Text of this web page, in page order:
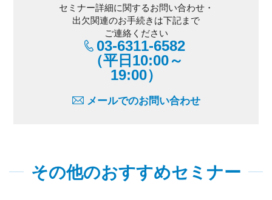
セミナー詳細に関するお問い合わせ・
出欠関連のお手続きは下記まで
ご連絡ください
03-6311-6582
（平日10:00～
19:00）
メールでのお問い合わせ
その他のおすすめセミナー